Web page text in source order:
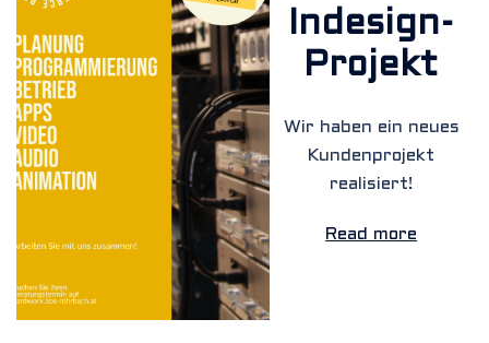
Indesign-
Projekt
Wir haben ein neues
Kundenprojekt
realisiert!
Read more